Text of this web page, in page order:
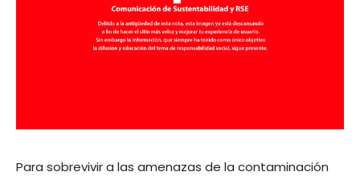
Para sobrevivir a las amenazas de la contaminación